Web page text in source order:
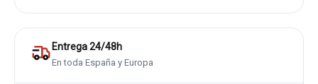
Entrega 24/48h
En toda España y Europa